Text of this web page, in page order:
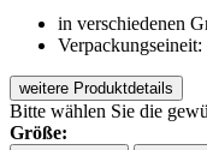
in verschiedenen
weitere Produktdetails
Bitte wählen Sie die
Größe: